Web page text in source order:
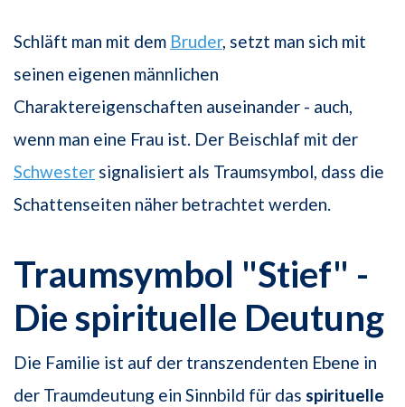
Schläft man mit dem Bruder, setzt man sich mit
seinen eigenen männlichen
Charaktereigenschaften auseinander - auch,
wenn man eine Frau ist. Der Beischlaf mit der
Schwester signalisiert als Traumsymbol, dass die
Schattenseiten näher betrachtet werden.
Traumsymbol "Stief" -
Die spirituelle Deutung
Die Familie ist auf der transzendenten Ebene in
der Traumdeutung ein Sinnbild für das spirituelle